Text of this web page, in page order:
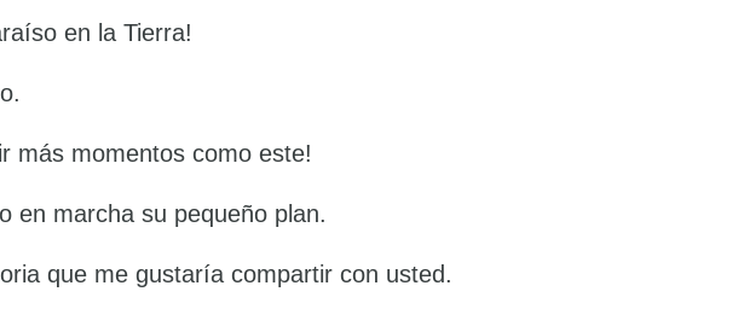
en la Tierra!
más momentos como este!
en marcha su pequeño plan.
que me gustaría compartir con usted.